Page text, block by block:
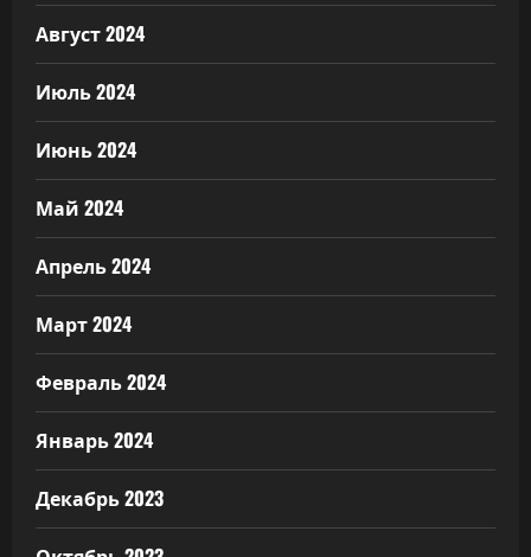
Август 2024
Июль 2024
Июнь 2024
Май 2024
Апрель 2024
Март 2024
Февраль 2024
Январь 2024
Декабрь 2023